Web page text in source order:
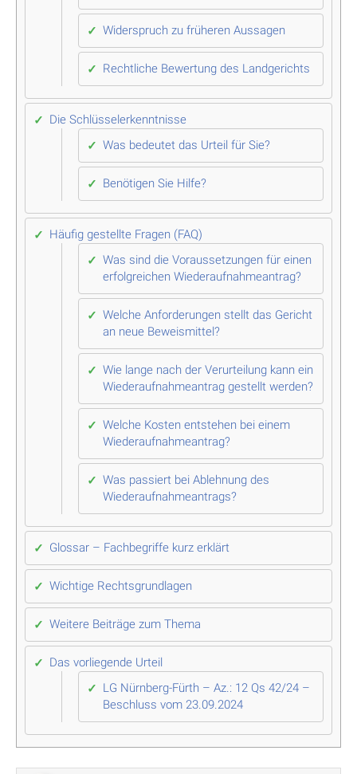
Widerspruch zu früheren Aussagen
Rechtliche Bewertung des Landgerichts
Die Schlüsselerkenntnisse
Was bedeutet das Urteil für Sie?
Benötigen Sie Hilfe?
Häufig gestellte Fragen (FAQ)
Was sind die Voraussetzungen für einen
erfolgreichen Wiederaufnahmeantrag?
Welche Anforderungen stellt das Gericht
an neue Beweismittel?
Wie lange nach der Verurteilung kann ein
Wiederaufnahmeantrag gestellt werden?
Welche Kosten entstehen bei einem
Wiederaufnahmeantrag?
Was passiert bei Ablehnung des
Wiederaufnahmeantrags?
Glossar – Fachbegriffe kurz erklärt
Wichtige Rechtsgrundlagen
Weitere Beiträge zum Thema
Das vorliegende Urteil
LG Nürnberg-Fürth – Az.: 12 Qs 42/24 –
Beschluss vom 23.09.2024